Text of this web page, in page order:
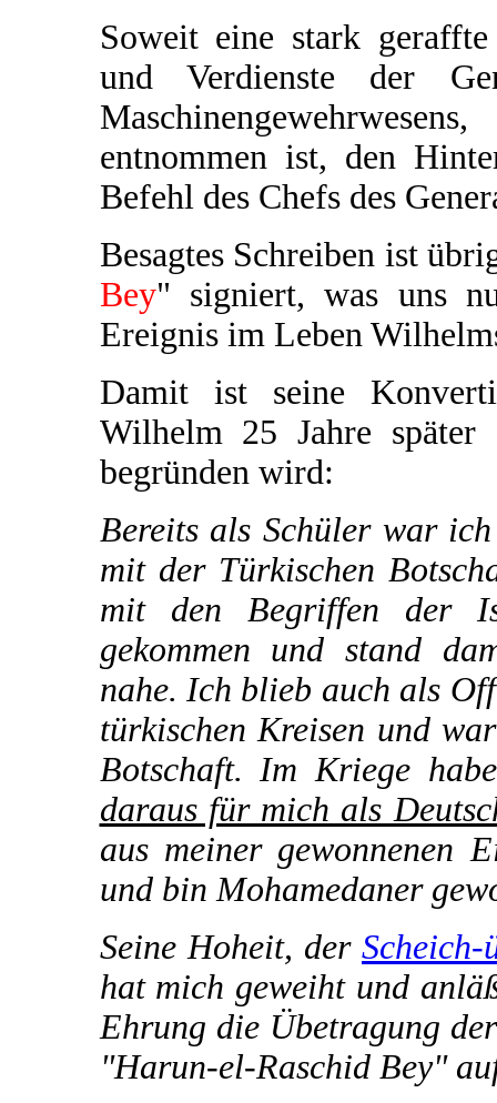
Soweit eine stark
und Verdienste der
entnommen ist, den
Befehl des Chefs des
Besagtes Schreiben ist
Bey" signiert, was uns
Ereignis im Leben
Damit ist seine
Wilhelm 25 Jahre später
begründen wird:
Bereits als Schüler war
mit der Türkischen
mit den Begriffen der
gekommen und stand
nahe. Ich blieb auch als
türkischen Kreisen und
Botschaft. Im Kriege
daraus für mich als
aus meiner gewonnenen
und bin Mohamedaner
Seine Hoheit, der
hat mich geweiht und
Ehrung die Übetragung
"Harun-el-Raschid Bey"